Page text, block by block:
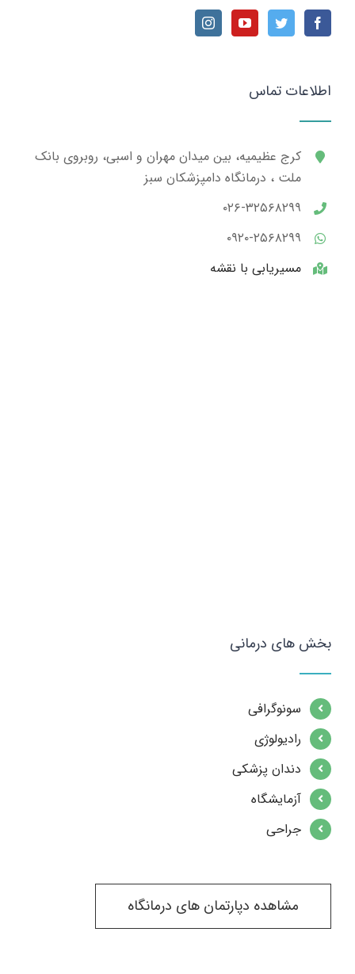
اطلاعات تماس
کرج عظیمیه، بین میدان مهران و اسبی، روبروی بانک
ملت ، درمانگاه دامپزشکان سبز
۰۲۶-۳۲۵۶۸۲۹۹
۰۹۲۰-۲۵۶۸۲۹۹
مسیریابی با نقشه
بخش های درمانی
سونوگرافی
رادیولوژی
دندان پزشکی
آزمایشگاه
جراحی
مشاهده دپارتمان های درمانگاه